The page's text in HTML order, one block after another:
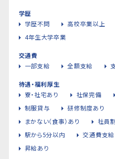
学歴
学歴不問
高校卒業以上
4年生大学卒業
交通費
一部支給
全額支給
待遇・福利厚生
寮・社宅あり
社保完備
制服貸与
研修制度あり
まかない（食事）あり
社員
駅から5分以内
交通費支給
昇給あり